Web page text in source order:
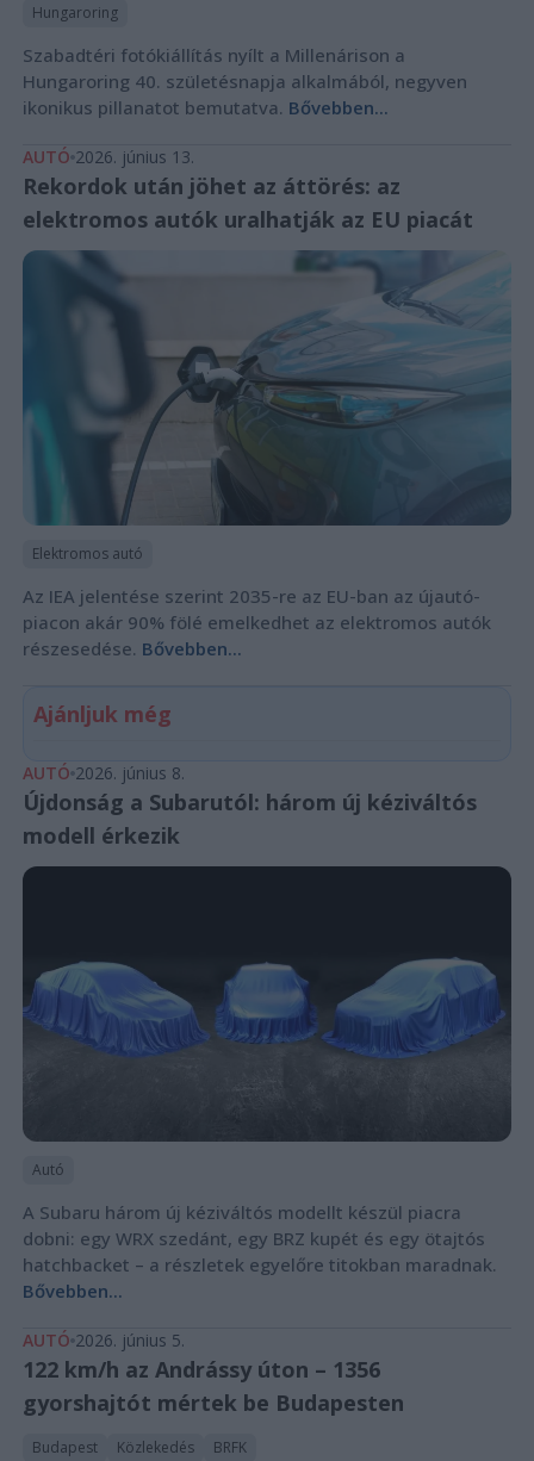
Hungaroring
Szabadtéri fotókiállítás nyílt a Millenárison a
Hungaroring 40. születésnapja alkalmából, negyven
ikonikus pillanatot bemutatva. Bővebben...
AUTÓ 2026. június 13.
Rekordok után jöhet az áttörés: az
elektromos autók uralhatják az EU piacát
Elektromos autó
Az IEA jelentése szerint 2035-re az EU-ban az újautó-
piacon akár 90% fölé emelkedhet az elektromos autók
részesedése. Bővebben...
Ajánljuk még
AUTÓ 2026. június 8.
Újdonság a Subarutól: három új kéziváltós
modell érkezik
Autó
A Subaru három új kéziváltós modellt készül piacra
dobni: egy WRX szedánt, egy BRZ kupét és egy ötajtós
hatchbacket – a részletek egyelőre titokban maradnak.
Bővebben...
AUTÓ 2026. június 5.
122 km/h az Andrássy úton – 1356
gyorshajtót mértek be Budapesten
Budapest Közlekedés BRFK